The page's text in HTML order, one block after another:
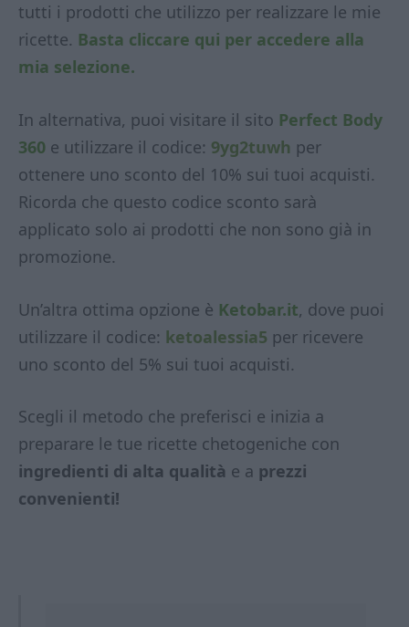
tutti i prodotti che utilizzo per realizzare le mie
ricette. Basta cliccare qui per accedere alla
mia selezione.
In alternativa, puoi visitare il sito Perfect Body
360 e utilizzare il codice: 9yg2tuwh per
ottenere uno sconto del 10% sui tuoi acquisti.
Ricorda che questo codice sconto sarà
applicato solo ai prodotti che non sono già in
promozione.
Un’altra ottima opzione è Ketobar.it, dove puoi
utilizzare il codice: ketoalessia5 per ricevere
uno sconto del 5% sui tuoi acquisti.
Scegli il metodo che preferisci e inizia a
preparare le tue ricette chetogeniche con
ingredienti di alta qualità e a prezzi
convenienti!